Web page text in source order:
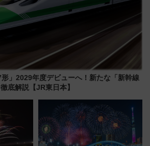
」2029年度デビューへ！新たな「新幹線
底解説【JR東日本】